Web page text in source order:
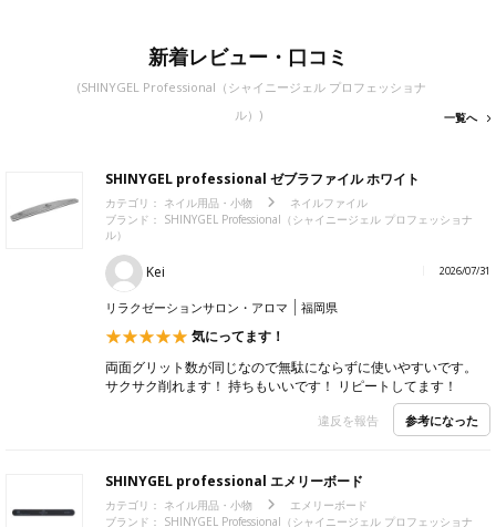
新着レビュー・口コミ
(SHINYGEL Professional（シャイニージェル プロフェッショナ
ル）)
一覧へ
SHINYGEL professional ゼブラファイル ホワイト
カテゴリ： ネイル用品・小物
ネイルファイル
ブランド： SHINYGEL Professional（シャイニージェル プロフェッショナ
ル）
Kei 2026/07/31
リラクゼーションサロン・アロマ 福岡県
気にってます！
両面グリット数が同じなので無駄にならずに使いやすいです。
サクサク削れます！ 持ちもいいです！ リピートしてます！
違反を報告 参考になった
SHINYGEL professional エメリーボード
カテゴリ： ネイル用品・小物
エメリーボード
ブランド： SHINYGEL Professional（シャイニージェル プロフェッショナ